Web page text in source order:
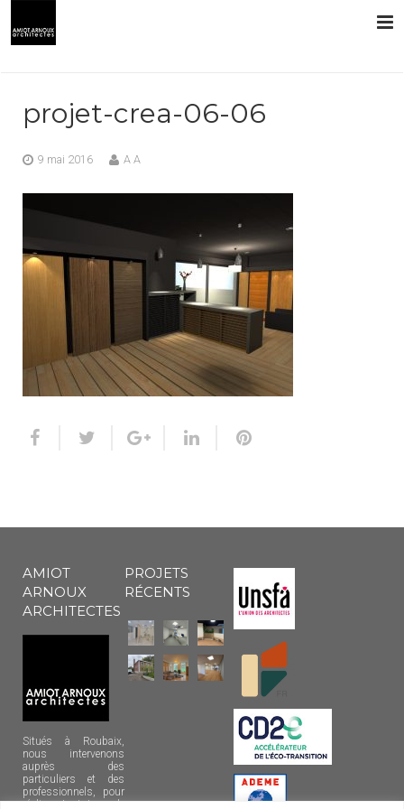
PRESTATIONS
CONTACT
projet-crea-06-06
9 mai 2016 A A
AMIOT
ARNOUX
ARCHITECTES
Situés à Roubaix,
nous intervenons
auprès des
particuliers et des
professionnels, pour
réaliser tout type de
PROJETS
RÉCENTS